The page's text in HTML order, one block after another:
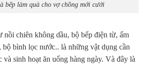
bếp làm quà cho vợ chồng mới cưới
nồi chiên không dầu, bộ bếp điện từ, ấm
bộ bình lọc nước.. là những vật dụng cần
và sinh hoạt ăn uống hàng ngày. Và đây là